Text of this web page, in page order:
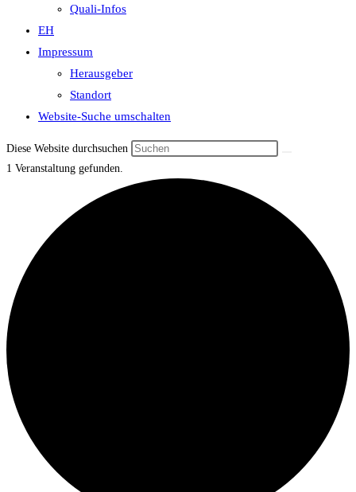
Quali-Infos
EH
Impressum
Herausgeber
Standort
Website-Suche umschalten
Diese Website durchsuchen
1 Veranstaltung gefunden.